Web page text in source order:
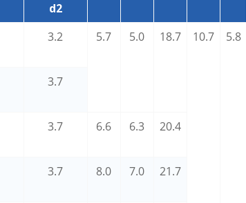
d2
3.2 5.7 5.0 18.7 10.7 5.8
3.7
3.7 6.6 6.3 20.4
3.7 8.0 7.0 21.7